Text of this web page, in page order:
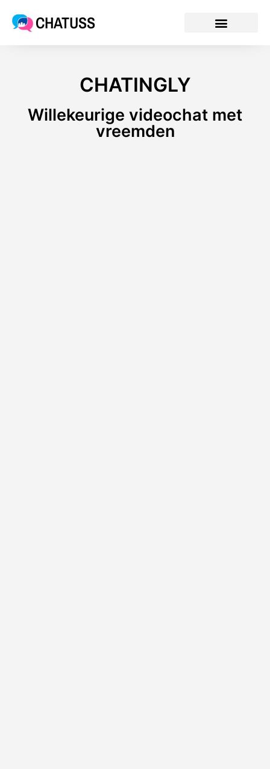
CHATUSS
CHATINGLY
Willekeurige videochat met
vreemden